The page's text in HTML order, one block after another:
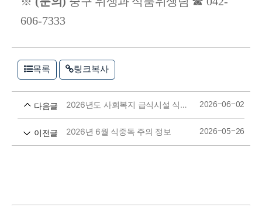
606-7333
목록 링크복사
다음글 2026년도 사회복지 급식시설 식중독 예방 특별점검 계획 2026-06-02
이전글 2026년 6월 식중독 주의 정보 2026-05-26